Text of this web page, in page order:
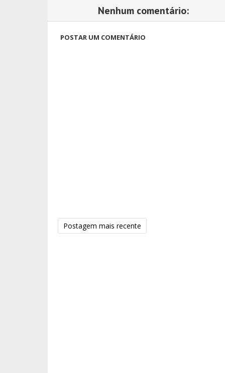
Nenhum comentário:
POSTAR UM COMENTÁRIO
Postagem mais recente